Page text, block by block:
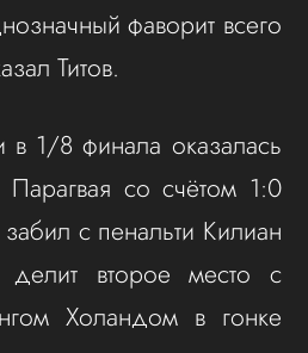
фаворит всего
Титов.
1/8 финала оказалась
со счётом 1:0
с пенальти Килиан
второе место с
Холандом в гонке